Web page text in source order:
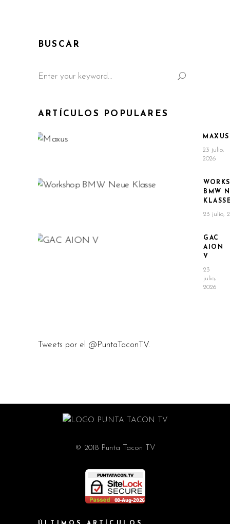
BUSCAR
for:
ARTÍCULOS POPULARES
MAXUS
23 julio,
2026
BMW
23 julio,
GAC
AION
V
23
julio,
2026
Tweets por el @PuntaTaconTV.
© 2018 Punta Tacon TV